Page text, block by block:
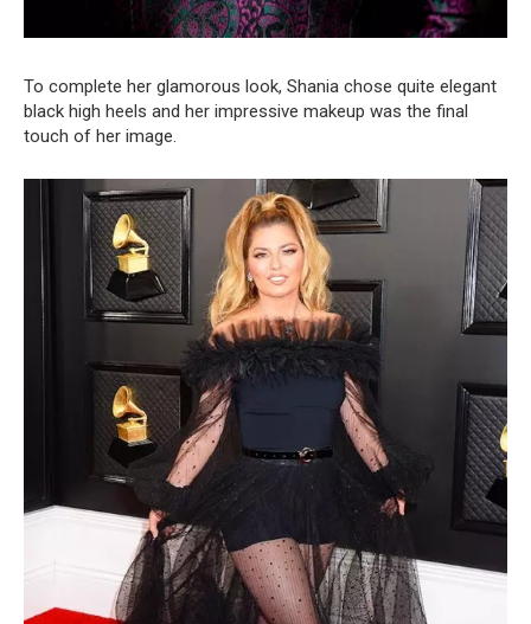
To complete her glamorous look, Shania chose quite elegant
black high heels and her impressive makeup was the final
touch of her image.